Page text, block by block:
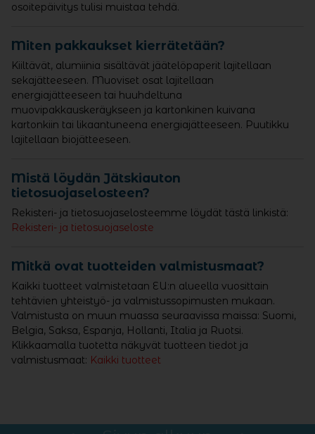
osoitepäivitys tulisi muistaa tehdä.
Miten pakkaukset kierrätetään?
Kiiltävät, alumiinia sisältävät jäätelöpaperit lajitellaan
sekajätteeseen. Muoviset osat lajitellaan
energiajätteeseen tai huuhdeltuna
muovipakkauskeräykseen ja kartonkinen kuivana
kartonkiin tai likaantuneena energiajätteeseen. Puutikku
lajitellaan biojätteeseen.
Mistä löydän Jätskiauton
tietosuojaselosteen?
Rekisteri- ja tietosuojaselosteemme löydät tästä linkistä:
Rekisteri- ja tietosuojaseloste
Mitkä ovat tuotteiden valmistusmaat?
Kaikki tuotteet valmistetaan EU:n alueella vuosittain
tehtävien yhteistyö- ja valmistussopimusten mukaan.
Valmistusta on muun muassa seuraavissa maissa: Suomi,
Belgia, Saksa, Espanja, Hollanti, Italia ja Ruotsi.
Klikkaamalla tuotetta näkyvät tuotteen tiedot ja
valmistusmaat: Kaikki tuotteet